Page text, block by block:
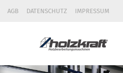
AGB DATENSCHUTZ IMPRESSUM